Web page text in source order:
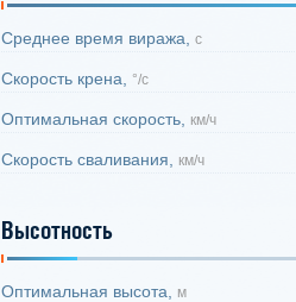
Среднее время виража, с
Скорость крена, °/с
Оптимальная скорость, км/ч
Скорость сваливания, км/ч
Высотность
Оптимальная высота, м